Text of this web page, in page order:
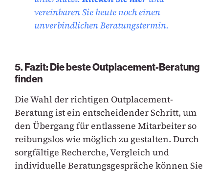
vereinbaren Sie heute noch einen
unverbindlichen Beratungstermin.
5. Fazit: Die beste Outplacement-Beratung
finden
Die Wahl der richtigen Outplacement-
Beratung ist ein entscheidender Schritt, um
den Übergang für entlassene Mitarbeiter so
reibungslos wie möglich zu gestalten. Durch
sorgfältige Recherche, Vergleich und
individuelle Beratungsgespräche können Sie